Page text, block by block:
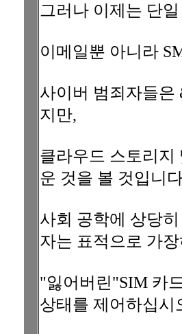
그러나 이제는 단일
이메일뿐 아니라
사이버 범죄자들은
지만,
클라우드 스토리지
운 것을 볼 것입니
사회 공학에 상당
자는 표적으로 가
"잃어버린"SIM 카
상태를 제어하십시